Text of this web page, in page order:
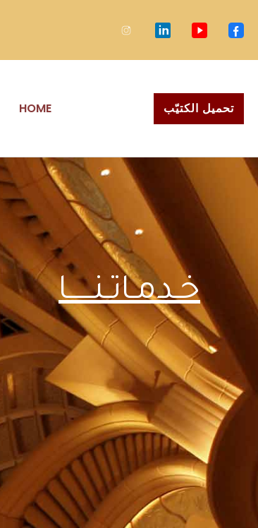
إلى
المحتوى
تحميل الكتيّب HOME
خـدمـاتـنـــــا